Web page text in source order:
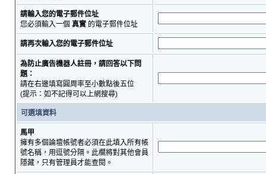
請輸入您的電子郵件位址
您必須輸入一個 真實的電子郵件位址
請再次輸入您的電子郵件位址
為防止廣告機器人註冊，請回答以下問
題：
請在右邊填寫圓周率至小數點後五位
(提示：如不記得可以上網搜尋)
可選填資料
馬甲
擁有多個論壇帳號者必須在此填入所有帳
號名稱，用逗號分隔。此欄將對其他會員
隱藏，只有管理員才能查閱。